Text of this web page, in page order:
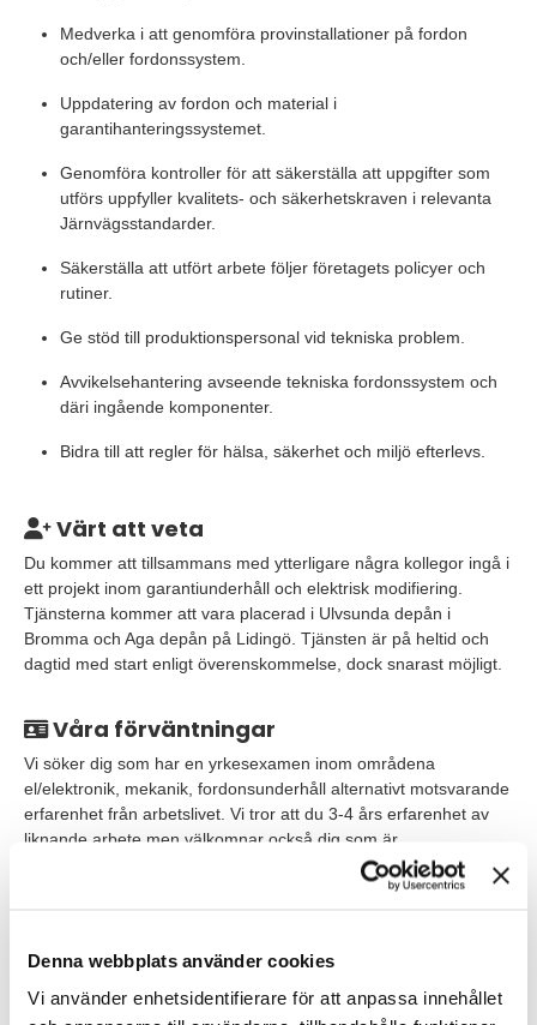
Denna webbplats använder cookies
Vi använder enhetsidentifierare för att anpassa innehållet
Medverka i att genomföra provinstallationer på fordon
och/eller fordonssystem.
Uppdatering av fordon och material i
garantihanteringssystemet.
Genomföra kontroller för att säkerställa att uppgifter som
utförs uppfyller kvalitets- och säkerhetskraven i relevanta
Järnvägsstandarder.
Säkerställa att utfört arbete följer företagets policyer och
rutiner.
Ge stöd till produktionspersonal vid tekniska problem.
Avvikelsehantering avseende tekniska fordonssystem och
däri ingående komponenter.
Bidra till att regler för hälsa, säkerhet och miljö efterlevs.
Värt att veta
Du kommer att tillsammans med ytterligare några kollegor ingå i
ett projekt inom garantiunderhåll och elektrisk modifiering.
Tjänsterna kommer att vara placerad i Ulvsunda depån i
Bromma och Aga depån på Lidingö. Tjänsten är på heltid och
dagtid med start enligt överenskommelse, dock snarast möjligt.
Våra förväntningar
Vi söker dig som har en yrkesexamen inom områdena
el/elektronik, mekanik, fordonsunderhåll alternativt motsvarande
erfarenhet från arbetslivet. Vi tror att du 3-4 års erfarenhet av
liknande arbete men välkomnar också dig som är
har god kännedom om el, elektronik, mekanik och dess
komponenter